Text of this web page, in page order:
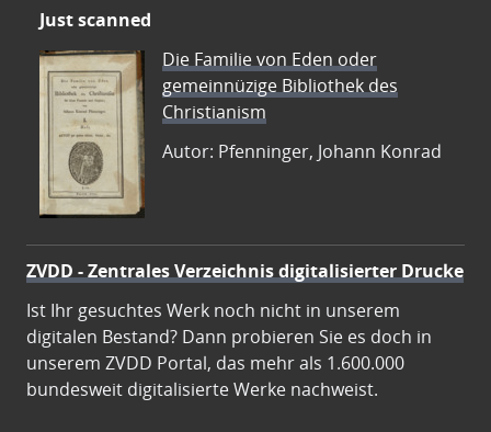
Just scanned
Die Familie von Eden oder
gemeinnüzige Bibliothek des
Christianism
Autor: Pfenninger, Johann Konrad
ZVDD - Zentrales Verzeichnis digitalisierter Drucke
Ist Ihr gesuchtes Werk noch nicht in unserem
digitalen Bestand? Dann probieren Sie es doch in
unserem ZVDD Portal, das mehr als 1.600.000
bundesweit digitalisierte Werke nachweist.